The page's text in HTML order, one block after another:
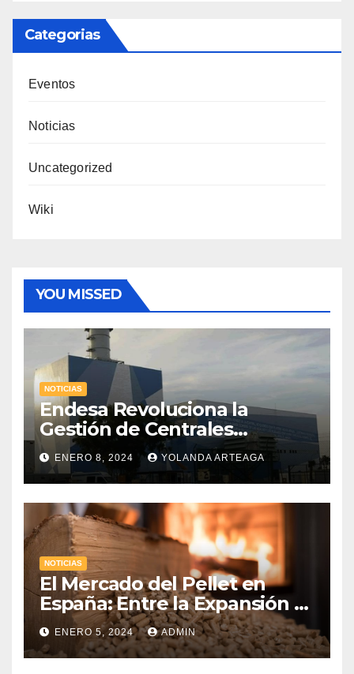
Categorias
Eventos
Noticias
Uncategorized
Wiki
YOU MISSED
NOTICIAS
Endesa Revoluciona la
Gestión de Centrales
Hidroeléctricas con
«Gemelos Digitales» a través
de la Inteligencia Artificial
ENERO 8, 2024 YOLANDA ARTEAGA
NOTICIAS
El Mercado del Pellet en
España: Entre la Expansión y
los Desafíos Económicos
ENERO 5, 2024 ADMIN